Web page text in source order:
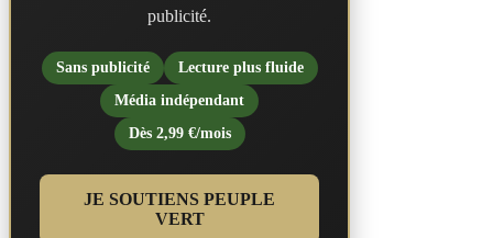
publicité.
Sans publicité
Lecture plus fluide
Média indépendant
Dès 2,99 €/mois
JE SOUTIENS PEUPLE
VERT